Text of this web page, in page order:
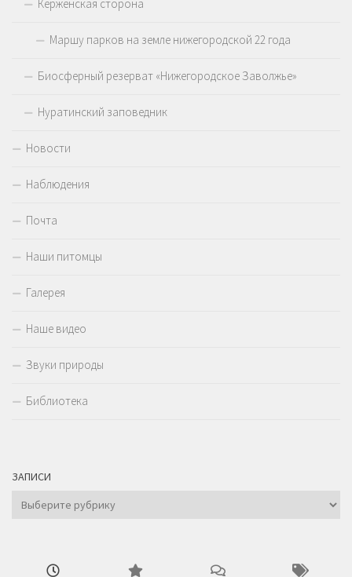
Керженская сторона
Маршу парков на земле нижегородской 22 года
Биосферный резерват «Нижегородское Заволжье»
Нуратинский заповедник
Новости
Наблюдения
Почта
Наши питомцы
Галерея
Наше видео
Звуки природы
Библиотека
ЗАПИСИ
Записи